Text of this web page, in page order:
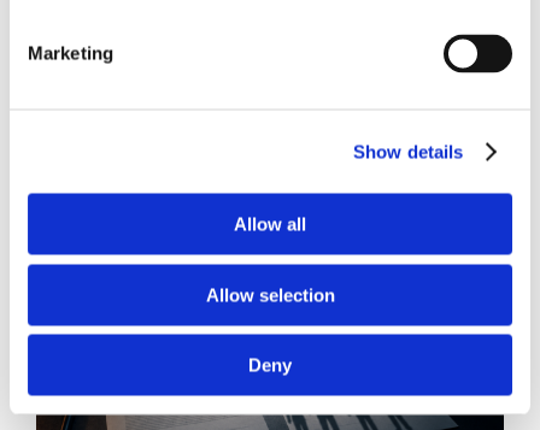
Marketing
Show details
Allow all
Allow selection
Deny
News.